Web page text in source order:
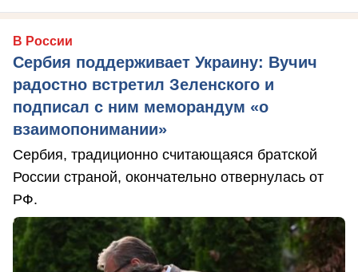
В России
Сербия поддерживает Украину: Вучич
радостно встретил Зеленского и
подписал с ним меморандум «о
взаимопонимании»
Сербия, традиционно считающаяся братской
России страной, окончательно отвернулась от
РФ.